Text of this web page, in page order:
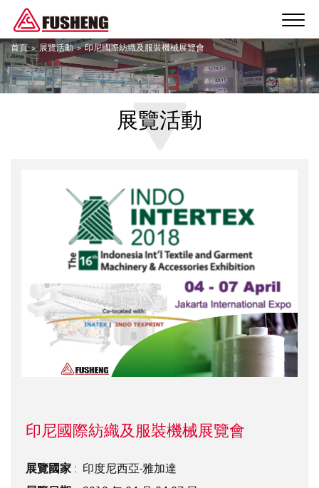
首頁 展覽活動 印尼國際紡織及服裝機械展覽會
展覽活動
印尼國際紡織及服裝機械展覽會
展覽國家 : 印度尼西亞-雅加達